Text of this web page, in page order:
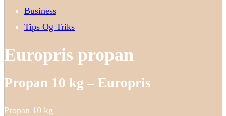
Business
Tips Og Triks
Europris propan
Propan 10 kg – Europris
Propan 10 kg